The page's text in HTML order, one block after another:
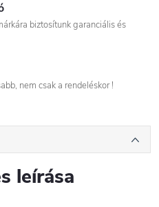
biztosítunk garanciális és
nem csak a rendeléskor !
leírása